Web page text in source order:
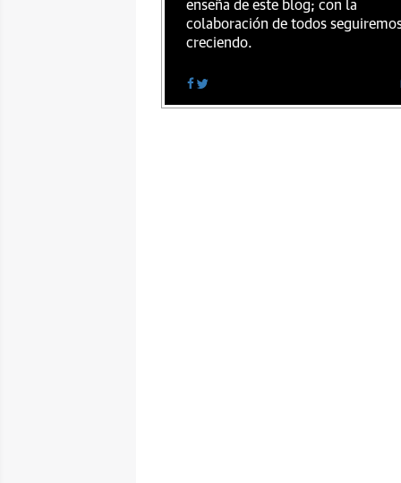
enseña de este blog; con la
colaboración de todos
creciendo.